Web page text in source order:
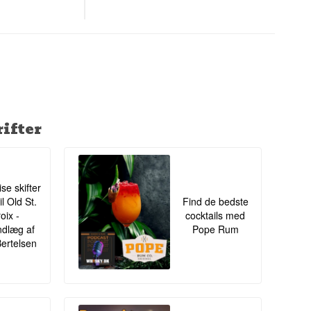
skifter
Old St.
-
af
Find de bedste
cocktails med
Pope Rum